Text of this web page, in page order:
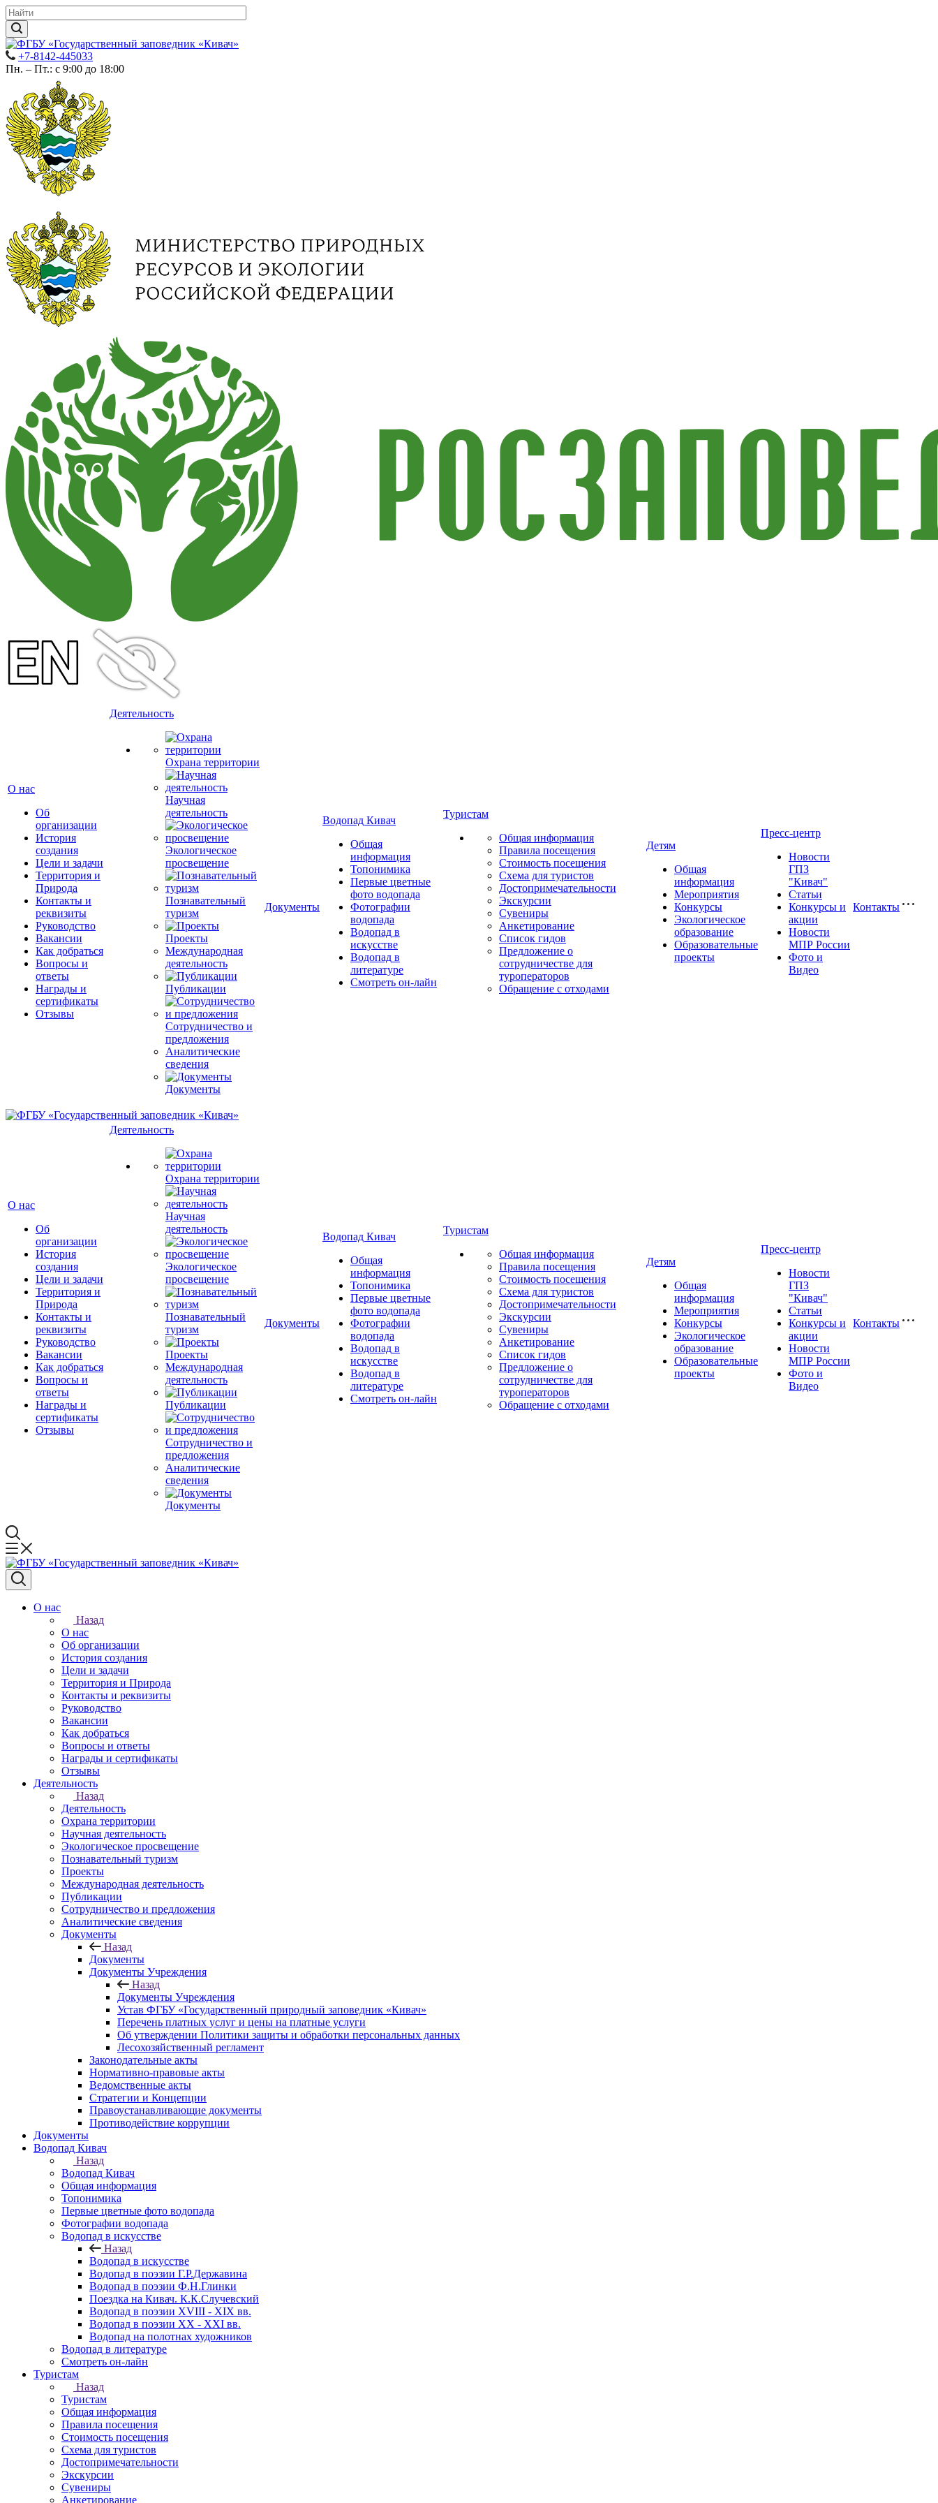
+7-8142-445033
Пн. – Пт.: с 9:00 до 18:00
О нас
Об
организации
История
создания
Цели и задачи
Территория и
Природа
Контакты и
реквизиты
Руководство
Вакансии
Как добраться
Вопросы и
ответы
Награды и
сертификаты
Отзывы
Деятельность
Охрана территории
Научная
деятельность
Экологическое
просвещение
Познавательный
туризм
Проекты
Международная
деятельность
Публикации
Сотрудничество и
предложения
Аналитические
сведения
Документы
Документы
Водопад Кивач
Общая
информация
Топонимика
Первые цветные
фото водопада
Фотографии
водопада
Водопад в
искусстве
Водопад в
литературе
Смотреть он-лайн
Туристам
Общая информация
Правила посещения
Стоимость посещения
Схема для туристов
Достопримечательности
Экскурсии
Сувениры
Анкетирование
Список гидов
Предложение о
сотрудничестве для
туроператоров
Обращение с отходами
Детям
Общая
информация
Мероприятия
Конкурсы
Экологическое
образование
Образовательные
проекты
Пресс-центр
Новости
ГПЗ
"Кивач"
Статьи
Конкурсы и
акции
Новости
МПР России
Фото и
Видео
Контакты
О нас
Об
организации
История
создания
Цели и задачи
Территория и
Природа
Контакты и
реквизиты
Руководство
Вакансии
Как добраться
Вопросы и
ответы
Награды и
сертификаты
Отзывы
Деятельность
Охрана территории
Научная
деятельность
Экологическое
просвещение
Познавательный
туризм
Проекты
Международная
деятельность
Публикации
Сотрудничество и
предложения
Аналитические
сведения
Документы
Документы
Водопад Кивач
Общая
информация
Топонимика
Первые цветные
фото водопада
Фотографии
водопада
Водопад в
искусстве
Водопад в
литературе
Смотреть он-лайн
Туристам
Общая информация
Правила посещения
Стоимость посещения
Схема для туристов
Достопримечательности
Экскурсии
Сувениры
Анкетирование
Список гидов
Предложение о
сотрудничестве для
туроператоров
Обращение с отходами
Детям
Общая
информация
Мероприятия
Конкурсы
Экологическое
образование
Образовательные
проекты
Пресс-центр
Новости
ГПЗ
"Кивач"
Статьи
Конкурсы и
акции
Новости
МПР России
Фото и
Видео
Контакты
О нас
Назад
О нас
Об организации
История создания
Цели и задачи
Территория и Природа
Контакты и реквизиты
Руководство
Вакансии
Как добраться
Вопросы и ответы
Награды и сертификаты
Отзывы
Деятельность
Назад
Деятельность
Охрана территории
Научная деятельность
Экологическое просвещение
Познавательный туризм
Проекты
Международная деятельность
Публикации
Сотрудничество и предложения
Аналитические сведения
Документы
Назад
Документы
Документы Учреждения
Назад
Документы Учреждения
Устав ФГБУ «Государственный природный заповедник «Кивач»
Перечень платных услуг и цены на платные услуги
Об утверждении Политики защиты и обработки персональных данных
Лесохозяйственный регламент
Законодательные акты
Нормативно-правовые акты
Ведомственные акты
Стратегии и Концепции
Правоустанавливающие документы
Противодействие коррупции
Документы
Водопад Кивач
Назад
Водопад Кивач
Общая информация
Топонимика
Первые цветные фото водопада
Фотографии водопада
Водопад в искусстве
Назад
Водопад в искусстве
Водопад в поэзии Г.Р.Державина
Водопад в поэзии Ф.Н.Глинки
Поездка на Кивач. К.К.Случевский
Водопад в поэзии XVIII - XIX вв.
Водопад в поэзии XX - XXI вв.
Водопад на полотнах художников
Водопад в литературе
Смотреть он-лайн
Туристам
Назад
Туристам
Общая информация
Правила посещения
Стоимость посещения
Схема для туристов
Достопримечательности
Экскурсии
Сувениры
Анкетирование